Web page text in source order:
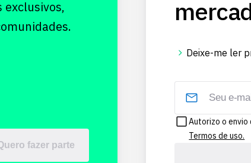
exclusivos,
fazer parte
Deixe-me ler
Autorizo o envio
Termos de uso.